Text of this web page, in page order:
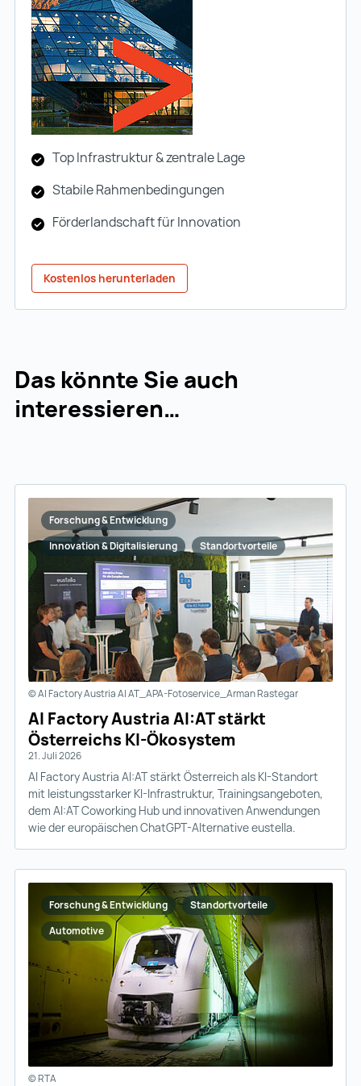
Top Infrastruktur & zentrale Lage
Stabile Rahmenbedingungen
Förderlandschaft für Innovation
Kostenlos herunterladen
Das könnte Sie auch
interessieren…
Forschung & Entwicklung
Innovation & Digitalisierung
Standortvorteile
© AI Factory Austria AI AT_APA-Fotoservice_Arman Rastegar
AI Factory Austria AI:AT stärkt
Österreichs KI-Ökosystem
21. Juli 2026
AI Factory Austria AI:AT stärkt Österreich als KI-Standort
mit leistungsstarker KI-Infrastruktur, Trainingsangeboten,
dem AI:AT Coworking Hub und innovativen Anwendungen
wie der europäischen ChatGPT-Alternative eustella.
Forschung & Entwicklung
Standortvorteile
Automotive
© RTA